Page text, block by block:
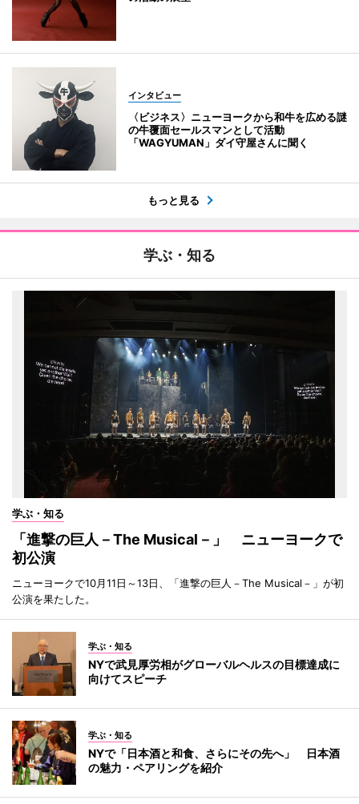
インタビュー
〈ビジネス〉ニューヨークから和牛を広める謎
の牛覆面セールスマンとして活動
「WAGYUMAN」ダイ守屋さんに聞く
もっと見る
学ぶ・知る
学ぶ・知る
「進撃の巨人－The Musical－」 ニューヨークで
初公演
ニューヨークで10月11日～13日、「進撃の巨人－The Musical－」が初
公演を果たした。
学ぶ・知る
NYで武見厚労相がグローバルヘルスの目標達成に
向けてスピーチ
学ぶ・知る
NYで「日本酒と和食、さらにその先へ」 日本酒
の魅力・ペアリングを紹介